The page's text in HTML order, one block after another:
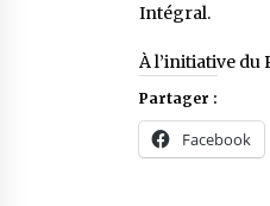
Intégral.
À l’initiative du
Partager :
Facebook